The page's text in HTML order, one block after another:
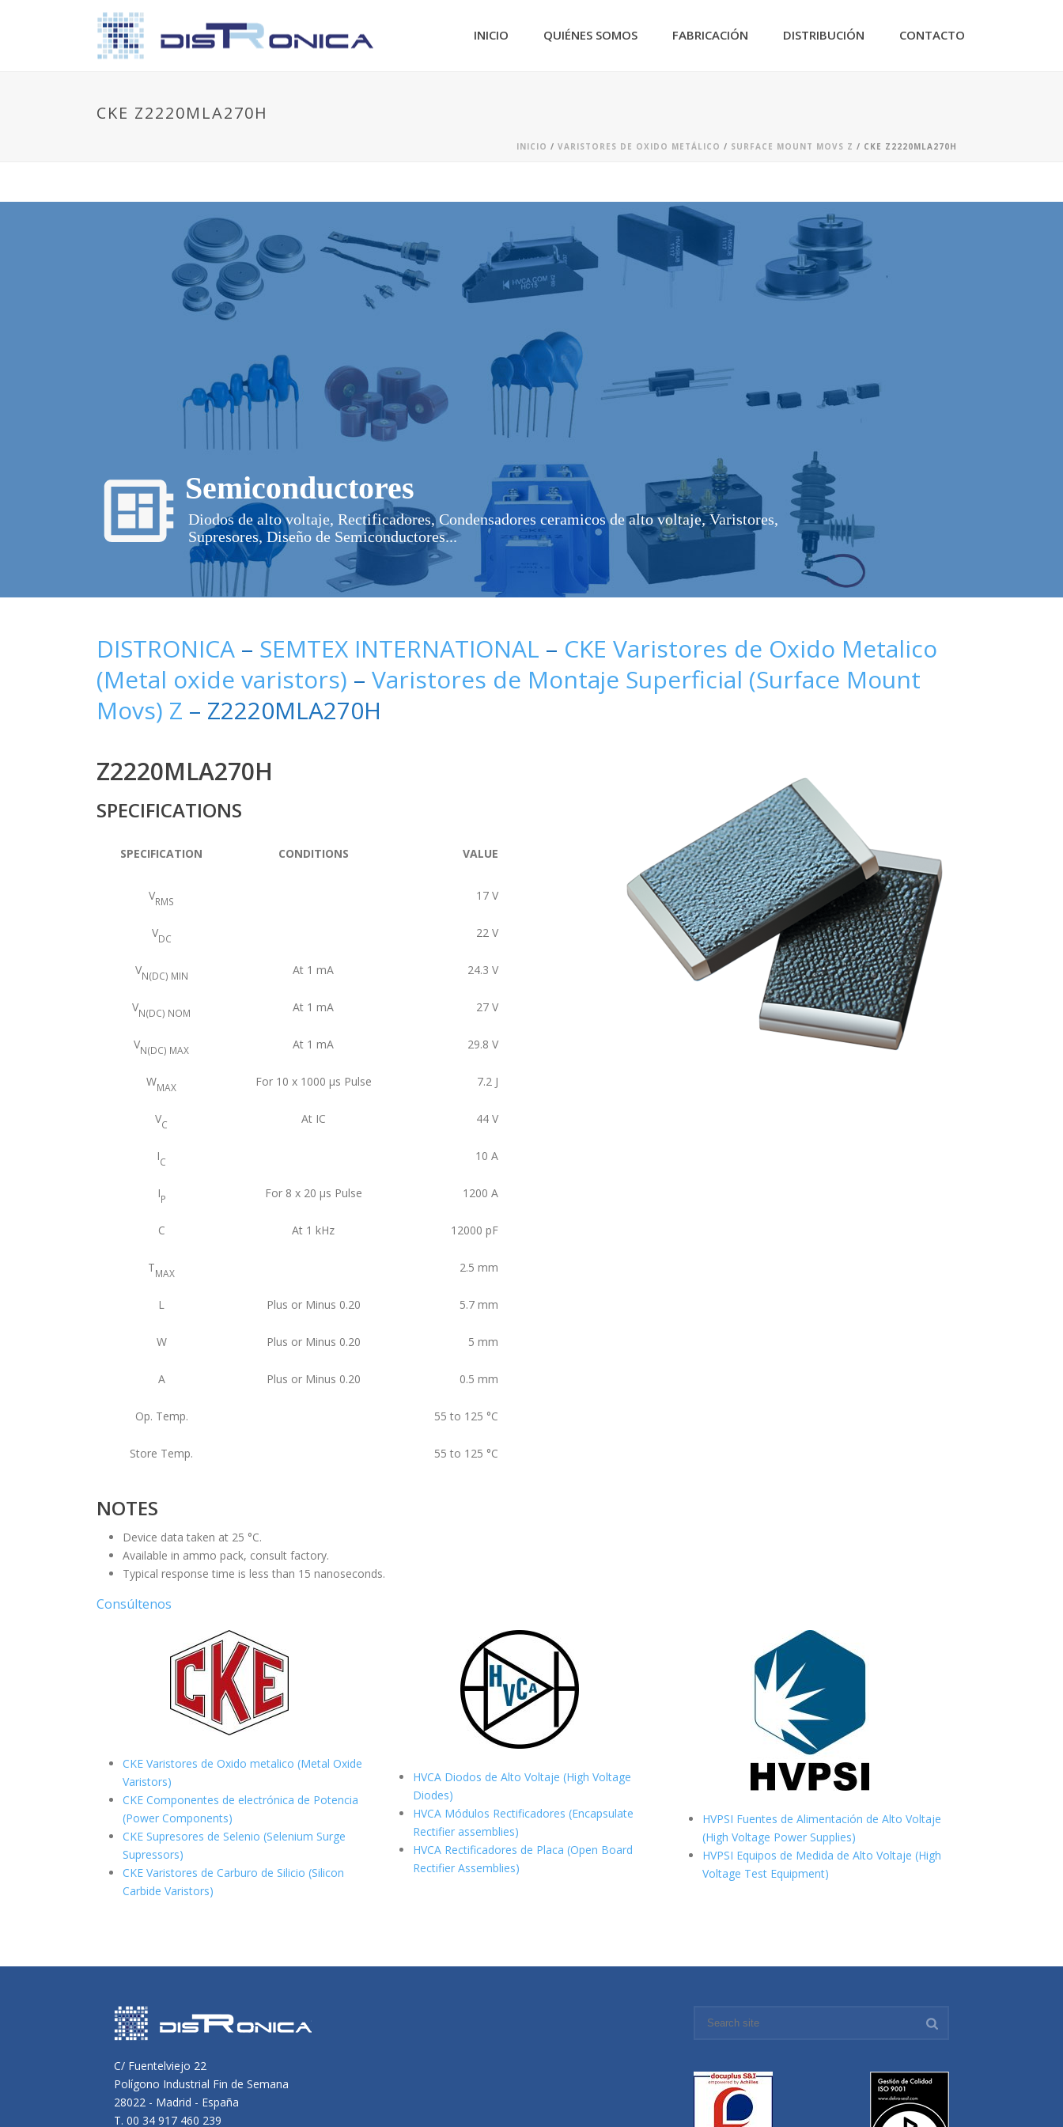
INICIO QUIÉNES SOMOS FABRICACIÓN DISTRIBUCIÓN CONTACTO
CKE Z2220MLA270H
INICIO / VARISTORES DE OXIDO METÁLICO / SURFACE MOUNT MOVS Z / CKE Z2220MLA270H
Semiconductores
Diodos de alto voltaje, Rectificadores, Condensadores ceramicos de alto voltaje, Varistores,
Supresores, Diseño de Semiconductores...
DISTRONICA – SEMTEX INTERNATIONAL – CKE Varistores de Oxido Metalico
(Metal oxide varistors) – Varistores de Montaje Superficial (Surface Mount
Movs) Z – Z2220MLA270H
Z2220MLA270H
SPECIFICATIONS
SPECIFICATION CONDITIONS VALUE
VRMS 17 V
VDC 22 V
VN(DC) MIN At 1 mA 24.3 V
VN(DC) NOM At 1 mA 27 V
VN(DC) MAX At 1 mA 29.8 V
WMAX For 10 x 1000 μs Pulse 7.2 J
VC At IC 44 V
IC 10 A
IP For 8 x 20 μs Pulse 1200 A
C At 1 kHz 12000 pF
TMAX 2.5 mm
L Plus or Minus 0.20 5.7 mm
W Plus or Minus 0.20 5 mm
A Plus or Minus 0.20 0.5 mm
Op. Temp. 55 to 125 °C
Store Temp. 55 to 125 °C
NOTES
Device data taken at 25 °C.
Available in ammo pack, consult factory.
Typical response time is less than 15 nanoseconds.
Consúltenos
CKE Varistores de Oxido metalico (Metal Oxide
Varistors)
CKE Componentes de electrónica de Potencia
(Power Components)
CKE Supresores de Selenio (Selenium Surge
Supressors)
CKE Varistores de Carburo de Silicio (Silicon
Carbide Varistors)
HVCA Diodos de Alto Voltaje (High Voltage
Diodes)
HVCA Módulos Rectificadores (Encapsulate
Rectifier assemblies)
HVCA Rectificadores de Placa (Open Board
Rectifier Assemblies)
HVPSI Fuentes de Alimentación de Alto Voltaje
(High Voltage Power Supplies)
HVPSI Equipos de Medida de Alto Voltaje (High
Voltage Test Equipment)
C/ Fuentelviejo 22
Polígono Industrial Fin de Semana
28022 - Madrid - España
T. 00 34 917 460 239